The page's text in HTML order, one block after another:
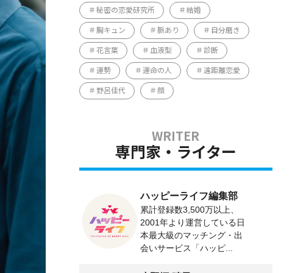
秘密の恋愛研究所 結婚
胸キュン 脈あり 自分磨き
花言葉 血液型 診断
運勢 運命の人 遠距離恋愛
野呂佳代 顔
専門家・ライター
ハッピーライフ編集部
累計登録数3,500万以上、
2001年より運営している日
本最大級のマッチング・出
会いサービス「ハッピ...